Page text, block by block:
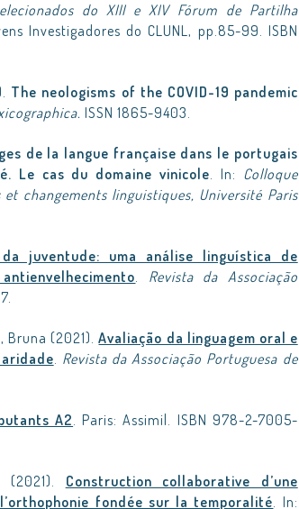
do XIII e XIV Fórum de Partilha
Investigadores do CLUNL, pp.85-99. ISBN
The neologisms of the COVID-19 pandemic
ISSN 1865-9403.
de la langue française dans le portugais
Le cas du domaine vinicole. In: Colloque
et changements linguistiques, Université Paris
juventude: uma análise linguística de
. Revista da Associação
Bruna (2021).Avaliação da linguagem oral e
. Revista da Associação Portuguesa de
A2. Paris: Assimil. ISBN 978-2-7005-
(2021). Construction collaborative d’une
fondée sur la temporalité. In: